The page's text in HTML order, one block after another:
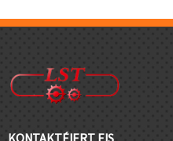
KONTAKTÉIERT EIS